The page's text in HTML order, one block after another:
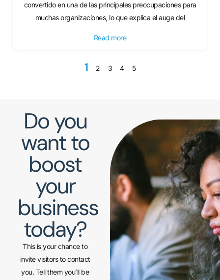
convertido en una de las principales preocupaciones para
muchas organizaciones, lo que explica el auge del
Read more
1 2 3 4 5
Do you
want to
boost
your
business
today?
This is your chance to
invite visitors to contact
you. Tell them you’ll be